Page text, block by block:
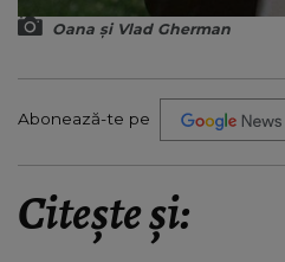
Oana și Vlad Gherman
Abonează-te pe
Citește și: